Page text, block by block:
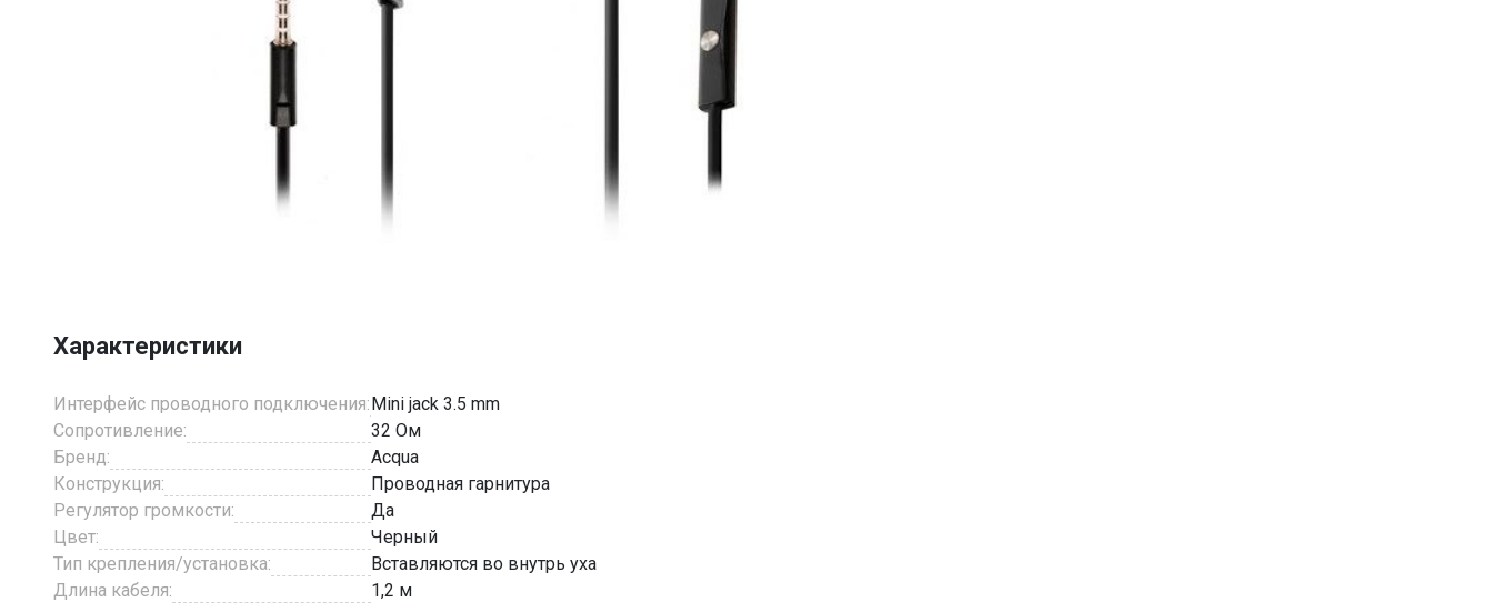
3
Характеристики
Интерфейс проводного подключения:Mini jack 3.5 mm
Сопротивление:
32 Ом
Бренд:
Acqua
Конструкция:
Проводная гарнитура
Регулятор громкости:
Да
Цвет:
Черный
Тип крепления/установка:
Вставляются во внутрь уха
Длина кабеля:
1,2 м